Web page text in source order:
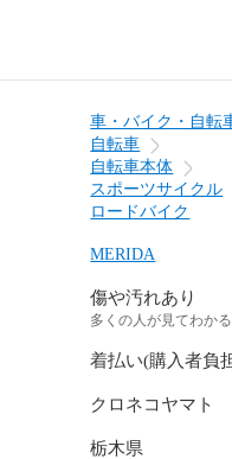
車・バイク・自転
自転車
自転車本体
スポーツサイクル
ロードバイク
MERIDA
傷や汚れあり
多くの人が見てわか
着払い(購入者負
クロネコヤマト
栃木県